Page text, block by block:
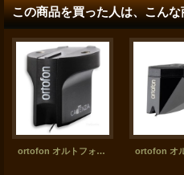
この商品を買った人は、こん
ortofon オルトフォン／Cadenza Black MCカートリッジ